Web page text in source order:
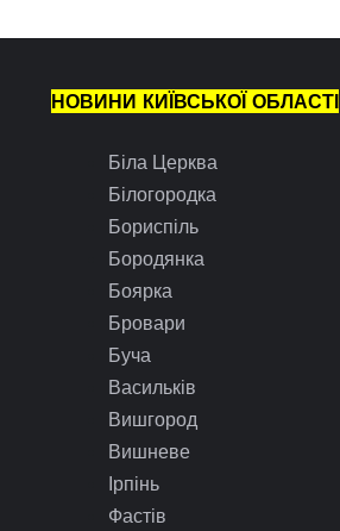
НОВИНИ КИЇВСЬКОЇ ОБЛАСТІ
Біла Церква
Білогородка
Бориспіль
Бородянка
Боярка
Бровари
Буча
Васильків
Вишгород
Вишневе
Ірпінь
Фастів